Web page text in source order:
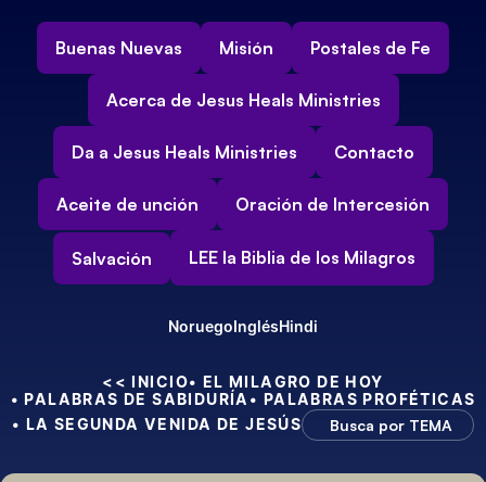
Buenas Nuevas Misión Postales de Fe
Acerca de Jesus Heals Ministries
Da a Jesus Heals Ministries Contacto
Aceite de unción Oración de Intercesión
Salvación LEE la Biblia de los Milagros
NoruegoInglésHindi
<< INICIO• EL MILAGRO DE HOY
• PALABRAS DE SABIDURÍA • PALABRAS PROFÉTICAS
• LA SEGUNDA VENIDA DE JESÚS
Busca por TEMA